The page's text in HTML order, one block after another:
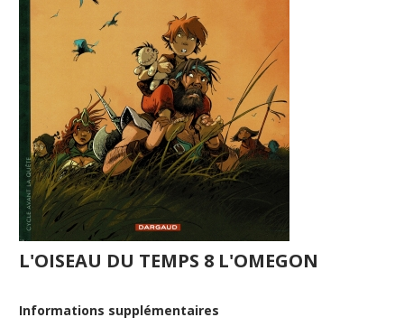
L'OISEAU DU TEMPS 8 L'OMEGON
Informations supplémentaires